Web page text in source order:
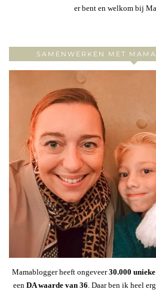
er bent en welkom bij
SAMENWERKEN MET
Mamablogger heeft ongeveer30.000
een DA waarde van 36. Daar ben ik heel